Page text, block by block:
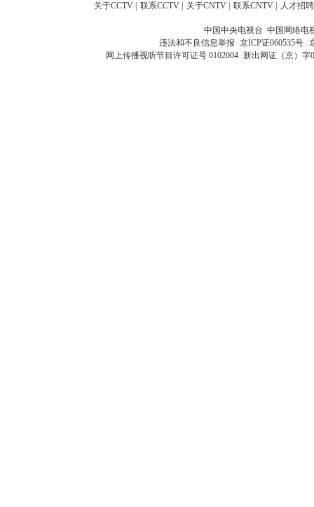
关于CCTV 联系CCTV 关于CNTV 联系CNTV 人才招聘
中国中央电视台 中国网络电
违法和不良信息举报 京ICP证060535号
网上传播视听节目许可证号 0102004 新出网证（京）